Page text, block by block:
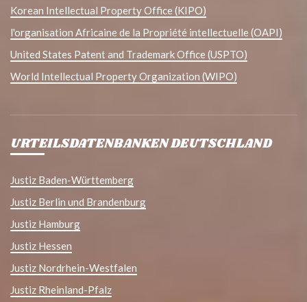
Korean Intellectual Property Office (KIPO)
l'organisation Africaine de la Propriété intellectuelle (OAPI)
United States Patent and Trademark Office (USPTO)
World Intellectual Property Organization (WIPO)
URTEILSDATENBANKEN DEUTSCHLAND
Justiz Baden-Württemberg
Justiz Berlin und Brandenburg
Justiz Hamburg
Justiz Hessen
Justiz Nordrhein-Westfalen
Justiz Rheinland-Pfalz